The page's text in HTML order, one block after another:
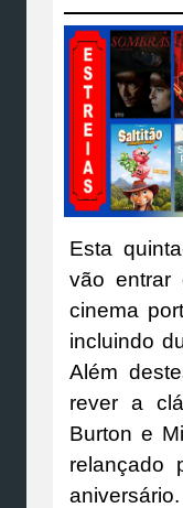
Esta
vão entrar
cinema
incluindo
Além
rever a
Burton e
relançado
aniversário.